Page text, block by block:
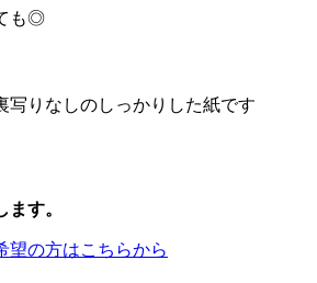
も◎
写りなしのしっかりした紙です
す。
望の方はこちらから